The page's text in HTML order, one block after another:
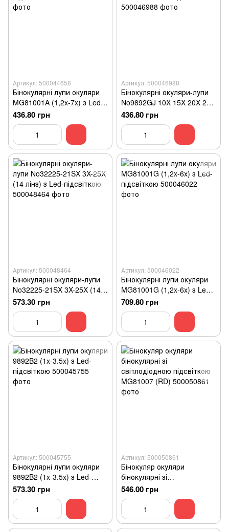
Артикул: 500044658
Бінокулярні лупи окуляри
MG81001A (1,2x-7x) з Led-
підсвіткою
436.80 грн
Артикул: 500046988
Бінокулярні окуляри-лупи
No9892GJ 10X 15X 20X 25X
з Led-підсвіткою
436.80 грн
Артикул: 500048464
Бінокулярні окуляри-лупи
No32225-21SX 3X-25X (14
лінз) з Led-підсвіткою
573.30 грн
Артикул: 500046022
Бінокулярні лупи окуляри
MG81001G (1,2x-6x) з Led-
підсвіткою
709.80 грн
Артикул: 500045755
Бінокулярні лупи окуляри
9892B2 (1x-3.5x) з Led-
підсвіткою
573.30 грн
Артикул: 500050861
Бінокуляр окуляри
бінокулярні зі
світлодіодною підсвіткою
MG81007 (RD)
546.00 грн